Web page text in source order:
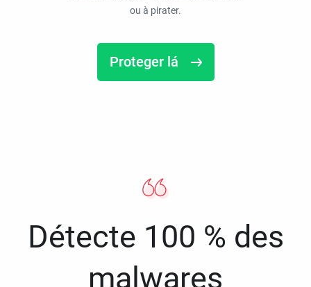
ou à pirater.
Proteger lá
Détecte 100 % des
malwares